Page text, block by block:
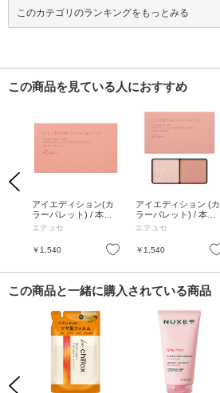
このカテゴリのランキングをもっとみる
この商品を見ている人におすすめ
Previous
お気に入り
アイエディション(カ
ラーパレット) / 本体 /
20 ぬくもりコーラル /
エテュセ
￥1,540 お気に入り
アイエディション (カ
ラーパレット) / 本体 /
18 ピンクシェイド / 3.
エテュセ
￥1,540
この商品と一緒に購入されている商品
Previous